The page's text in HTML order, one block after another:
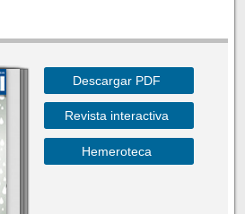
Descargar PDF
Revista interactiva
Hemeroteca